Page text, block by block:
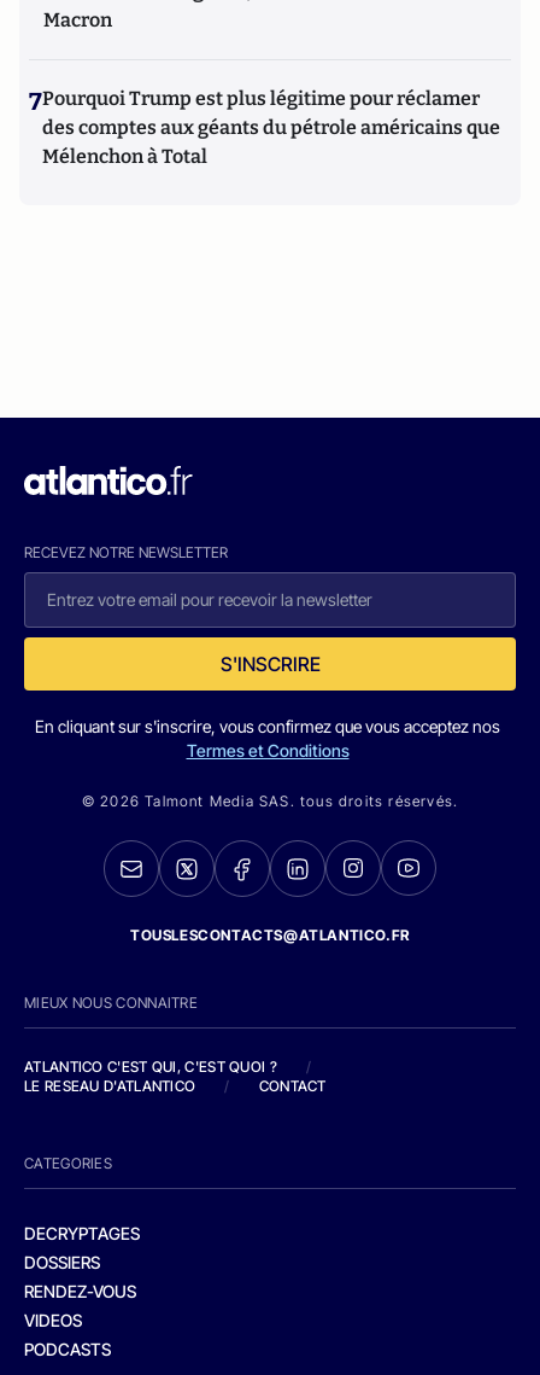
Macron
7Pourquoi Trump est plus légitime pour réclamer
des comptes aux géants du pétrole américains que
Mélenchon à Total
RECEVEZ NOTRE NEWSLETTER
S'INSCRIRE
En cliquant sur s'inscrire, vous confirmez que vous acceptez nos
Termes et Conditions
© 2026 Talmont Media SAS. tous droits réservés.
TOUSLESCONTACTS@ATLANTICO.FR
MIEUX NOUS CONNAITRE
ATLANTICO C'EST QUI, C'EST QUOI ?
/
LE RESEAU D'ATLANTICO
/ CONTACT
CATEGORIES
DECRYPTAGES
DOSSIERS
RENDEZ-VOUS
VIDEOS
PODCASTS